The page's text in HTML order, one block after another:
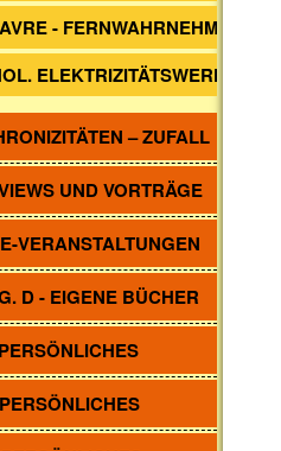
- FERNWAHRNEHMUNG
ELEKTRIZITÄTSWERK?
– ZUFALL
UND VORTRÄGE
VERANSTALTUNGEN
D - EIGENE BÜCHER